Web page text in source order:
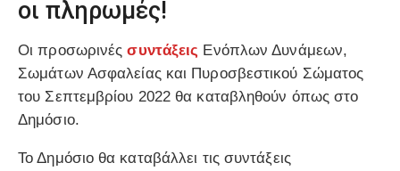
οι πληρωμές!
Οι προσωρινέςσυντάξεις Ενόπλων Δυνάμεων,
Σωμάτων Ασφαλείας και Πυροσβεστικού Σώματος
του Σεπτεμβρίου 2022 θα καταβληθούν όπως στο
Δημόσιο.
Το Δημόσιο θα καταβάλλει τις συντάξεις